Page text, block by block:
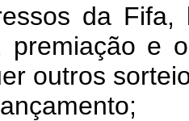
da Fifa,
premiação e
outros